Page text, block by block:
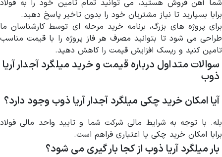
شما آهن فروش هستید، می توانید تمام تامین خود را به فولاد
برابا بسپارید تا نیاز مشتریان خود را بدون تاخیر پاسخ دهید.
برای پروژه های بزرگ، برنامه خرید مرحله ای توسط کارشناسان ما
طراحی می شود تا بتوانید مصرف هر فاز پروژه را با قیمت مناسب
تامین کنید و ریسک افزایش قیمت را کاهش دهید.
سوالات متداول درباره قیمت و خرید میلگرد آجدار آریا
ذوب
آیا امکان خرید چکی میلگرد آجدار آریا ذوب وجود دارد؟
بله. با توجه به شرایط مالی شرکت شما و تایید واحد مالی فولاد
برابا امکان خرید چکی یا اعتباری فراهم است.
بار میلگرد آریا ذوب از کجا بار گیری می شود؟